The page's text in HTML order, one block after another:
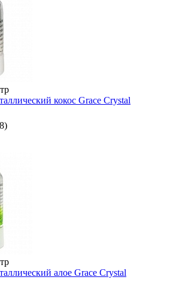
кокос Grace Crystal
алое Grace Crystal